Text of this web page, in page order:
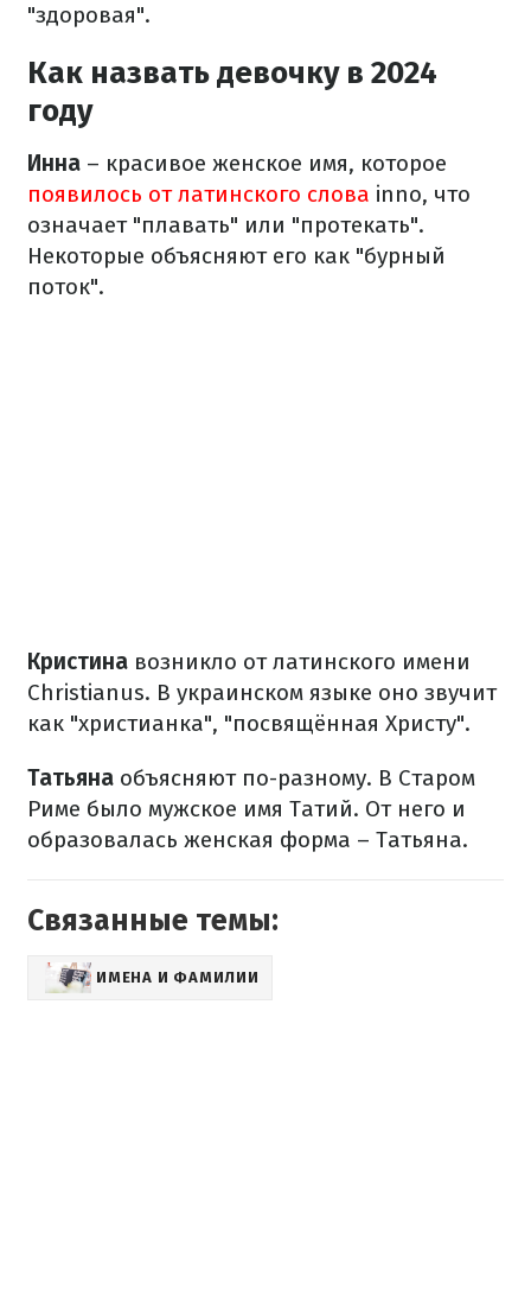
"здоровая".
Как назвать девочку в 2024
году
Инна – красивое женское имя, которое
появилось от латинского слова inno, что
означает "плавать" или "протекать".
Некоторые объясняют его как "бурный
поток".
Кристина возникло от латинского имени
Christianus. В украинском языке оно звучит
как "христианка", "посвящённая Христу".
Татьяна объясняют по-разному. В Старом
Риме было мужское имя Татий. От него и
образовалась женская форма – Татьяна.
Связанные темы:
ИМЕНА И ФАМИЛИИ